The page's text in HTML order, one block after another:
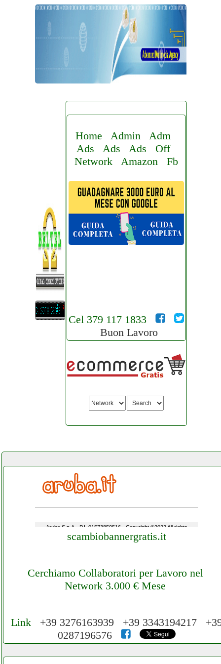
Home Admin
Adm
Ads
Ads Ads
Off
Network
Amazon Fb
Cel 379 117 1833
Buon Lavoro
scambiobannergratis.it
Cerchiamo Collaboratori per Lavoro nel
Network 3.000 € Mese
Cerchiamo Collaboratori per Lavoro nel
Network 3.000 € Mese
Link+39 3276163939 +39 3343194217
0287196576